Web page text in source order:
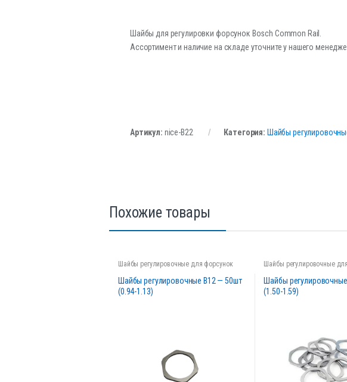
Шайбы для регулировки форсунок Bosch Common Rail.
Ассортимент и наличие на складе уточните у нашего
Артикул: nice-B22 Категория: Шайбы
Похожие товары
Шайбы регулировочные для форсунок
Шайбы регулировочные B12 — 50шт
(0.94-1.13)
Шайбы регулировочные
Шайбы
(1.50-1.59)